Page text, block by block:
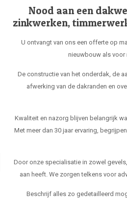
Nood aan een
zinkwerken,
U ontvangt van ons een offerte op
nieuwbouw als voor
De constructie van het onderdak, de
afwerking van de dakranden en
Kwaliteit en nazorg blijven belangrijk
Met meer dan 30 jaar ervaring,
Door onze specialisatie in zowel
aan heeft. We zorgen telkens voor
Beschrijf alles zo gedetailleerd